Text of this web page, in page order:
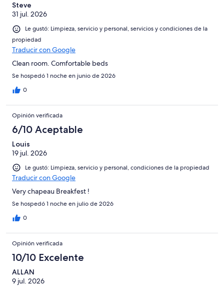
Steve
31 jul. 2026
Le gustó: Limpieza, servicio y personal, servicios y condiciones de la
propiedad
Traducir con Google
Clean room. Comfortable beds
Se hospedó 1 noche en junio de 2026
0
Opinión verificada
6/10 Aceptable
Louis
19 jul. 2026
Le gustó: Limpieza, servicio y personal, condiciones de la propiedad
Traducir con Google
Very chapeau Breakfest !
Se hospedó 1 noche en julio de 2026
0
Opinión verificada
10/10 Excelente
ALLAN
9 jul. 2026